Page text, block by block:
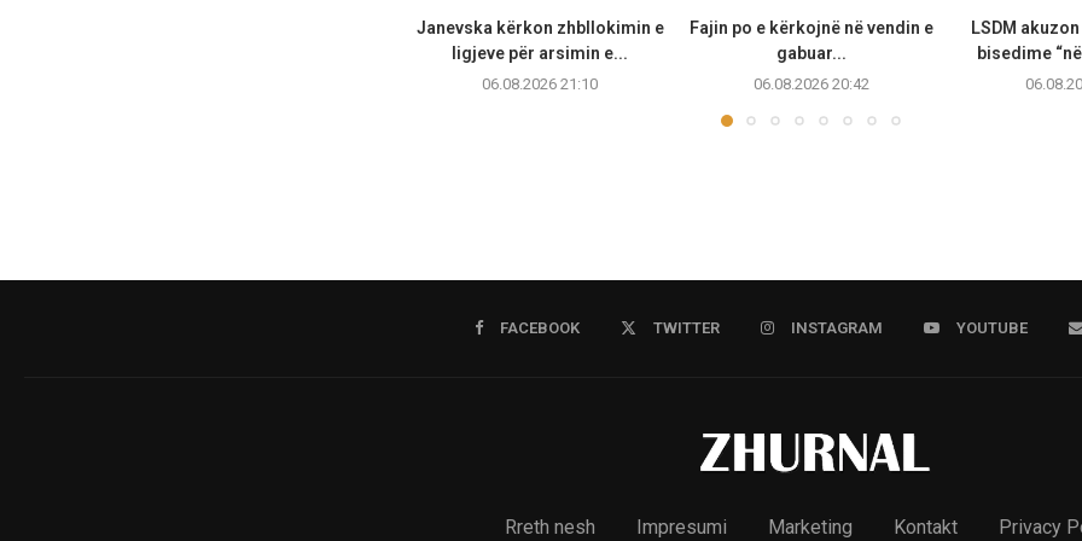
Janevska kërkon zhbllokimin e
ligjeve për arsimin e...
06.08.2026 21:10
Fajin po e kërkojnë në vendin e
gabuar...
06.08.2026 20:42
LSDM
bisedime
FACEBOOK TWITTER INSTAGRAM YOUTUBE
Rreth nesh Impresumi Marketing Kontakt Privacy